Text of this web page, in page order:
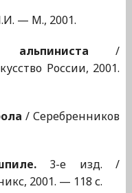
— М., 2001.
/
России, 2001.
/ Серебренников
3-е изд. /
2001. — 118 с.